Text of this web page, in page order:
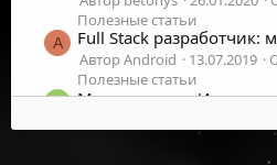
Полезные статьи
A Full Stack разработчик:
Автор Android 13.07.2019
Полезные статьи
K
Мастер-класс